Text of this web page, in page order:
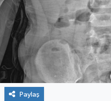
Paylaş